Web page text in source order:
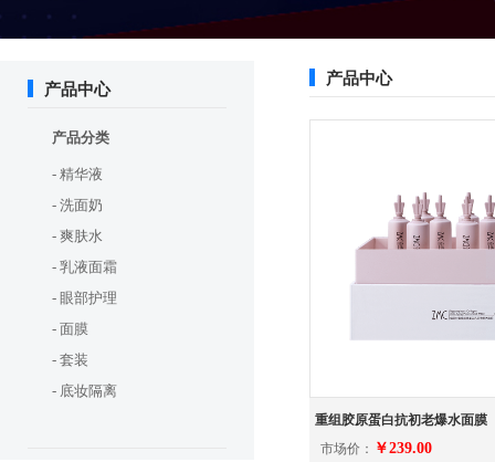
产品中心
产品分类
- 精华液
- 洗面奶
- 爽肤水
- 乳液面霜
- 眼部护理
- 面膜
- 套装
- 底妆隔离
产品中心
重组胶原蛋白抗初老爆水面膜
市场价： ￥239.00